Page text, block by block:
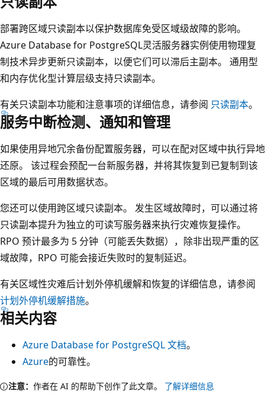
部署跨区域只读副本以保护数据库免受区域级故障的影响。
Azure Database for PostgreSQL灵活服务器实例使用物理复
制技术异步更新只读副本，以便它们可以滞后主副本。 通用型
和内存优化型计算层级支持只读副本。
有关只读副本功能和注意事项的详细信息，请参阅 只读副本。
服务中断检测、通知和管理
如果使用异地冗余备份配置服务器，可以在配对区域中执行异地
还原。 该过程会预配一台新服务器，并将其恢复到已复制到该
区域的最后可用数据状态。
您还可以使用跨区域只读副本。 发生区域故障时，可以通过将
只读副本提升为独立的可读写服务器来执行灾难恢复操作。
RPO 预计最多为 5 分钟（可能丢失数据），除非出现严重的区
域故障，RPO 可能会接近失败时的复制延迟。
有关区域性灾难后计划外停机缓解和恢复的详细信息，请参阅
计划外停机缓解措施。
相关内容
Azure Database for PostgreSQL 文档。
Azure的可靠性。
注意： 作者在 AI 的帮助下创作了此文章。 了解详细信息